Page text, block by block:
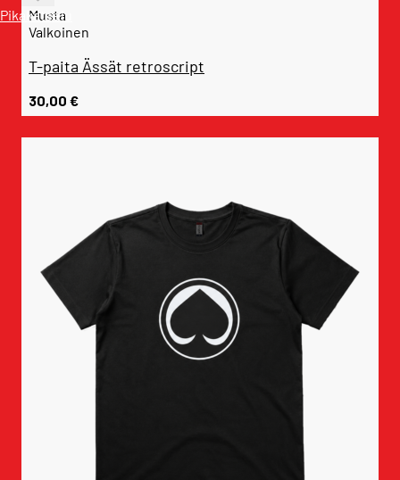
Pikakatselu
Musta
Valkoinen
T-paita Ässät retroscript
30,00 €